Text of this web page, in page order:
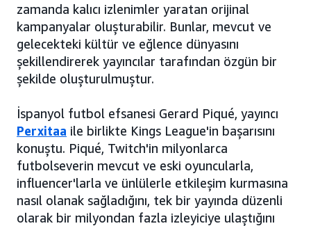
zamanda kalıcı izlenimler yaratan orijinal
kampanyalar oluşturabilir. Bunlar, mevcut ve
gelecekteki kültür ve eğlence dünyasını
şekillendirerek yayıncılar tarafından özgün bir
şekilde oluşturulmuştur.
İspanyol futbol efsanesi Gerard Piqué, yayıncı
Perxitaa ile birlikte Kings League'in başarısını
konuştu. Piqué, Twitch'in milyonlarca
futbolseverin mevcut ve eski oyuncularla,
influencer'larla ve ünlülerle etkileşim kurmasına
nasıl olanak sağladığını, tek bir yayında düzenli
olarak bir milyondan fazla izleyiciye ulaştığını